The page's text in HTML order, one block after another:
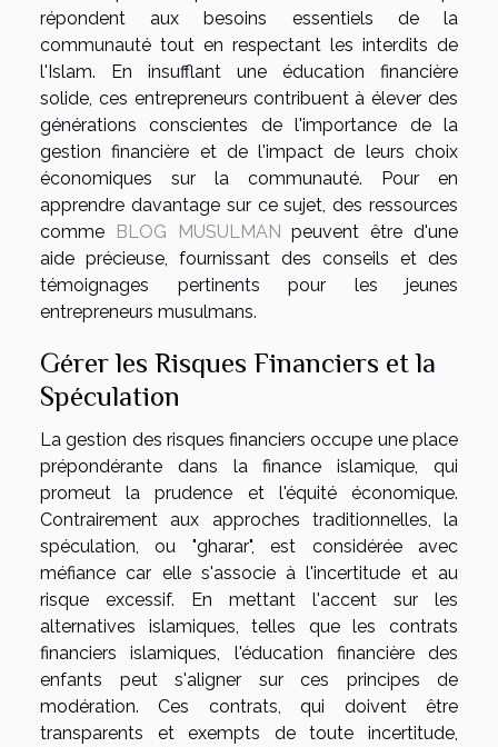
répondent aux besoins essentiels de la
communauté tout en respectant les interdits de
l'Islam. En insufflant une éducation financière
solide, ces entrepreneurs contribuent à élever des
générations conscientes de l'importance de la
gestion financière et de l'impact de leurs choix
économiques sur la communauté. Pour en
apprendre davantage sur ce sujet, des ressources
comme
BLOG MUSULMAN peuvent être d'une
aide précieuse, fournissant des conseils et des
témoignages pertinents pour les jeunes
entrepreneurs musulmans.
Gérer les Risques Financiers et la
Spéculation
La gestion des risques financiers occupe une place
prépondérante dans la finance islamique, qui
promeut la prudence et l'équité économique.
Contrairement aux approches traditionnelles, la
spéculation, ou "gharar", est considérée avec
méfiance car elle s'associe à l'incertitude et au
risque excessif. En mettant l'accent sur les
alternatives islamiques, telles que les contrats
financiers islamiques, l'éducation financière des
enfants peut s'aligner sur ces principes de
modération. Ces contrats, qui doivent être
transparents et exempts de toute incertitude,